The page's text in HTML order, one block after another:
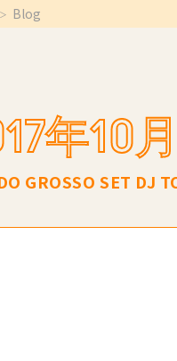
Blog
年10
GROSSO SET DJ